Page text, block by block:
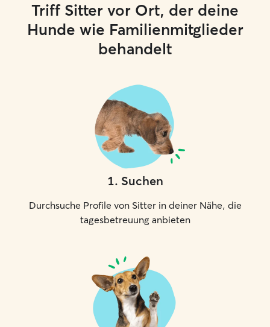
Triff Sitter vor Ort, der deine
Hunde wie Familienmitglieder
behandelt
1. Suchen
Durchsuche Profile von Sitter in deiner Nähe, die
tagesbetreuung anbieten